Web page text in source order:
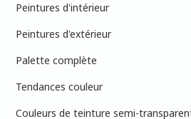
Peintures d'intérieur
Peintures d'extérieur
Palette complète
Tendances couleur
Couleurs de teinture semi-